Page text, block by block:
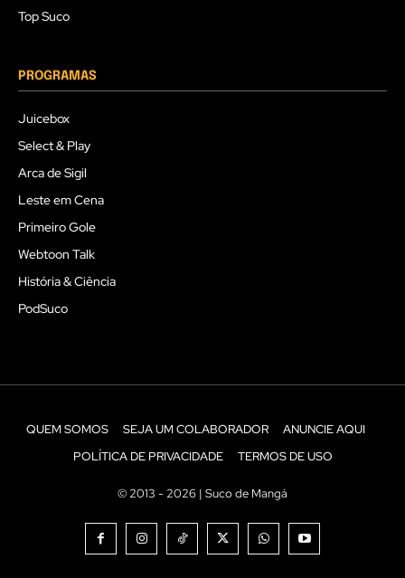
Top Suco
PROGRAMAS
Juicebox
Select & Play
Arca de Sigil
Leste em Cena
Primeiro Gole
Webtoon Talk
História & Ciência
PodSuco
QUEM SOMOS SEJA UM COLABORADOR
ANUNCIE AQUI
POLÍTICA DE PRIVACIDADE
TERMOS DE USO
© 2013 - 2026 | Suco de Mangá